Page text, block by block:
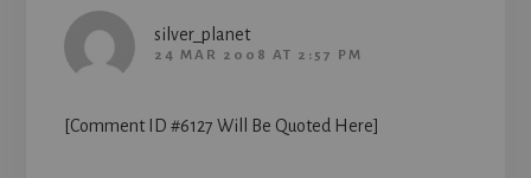
silver_planet
24 MAR 2008 AT 2:57 PM
[Comment ID #6127 Will Be Quoted Here]